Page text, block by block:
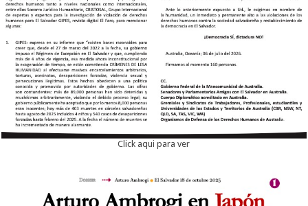
Click aqui para ver